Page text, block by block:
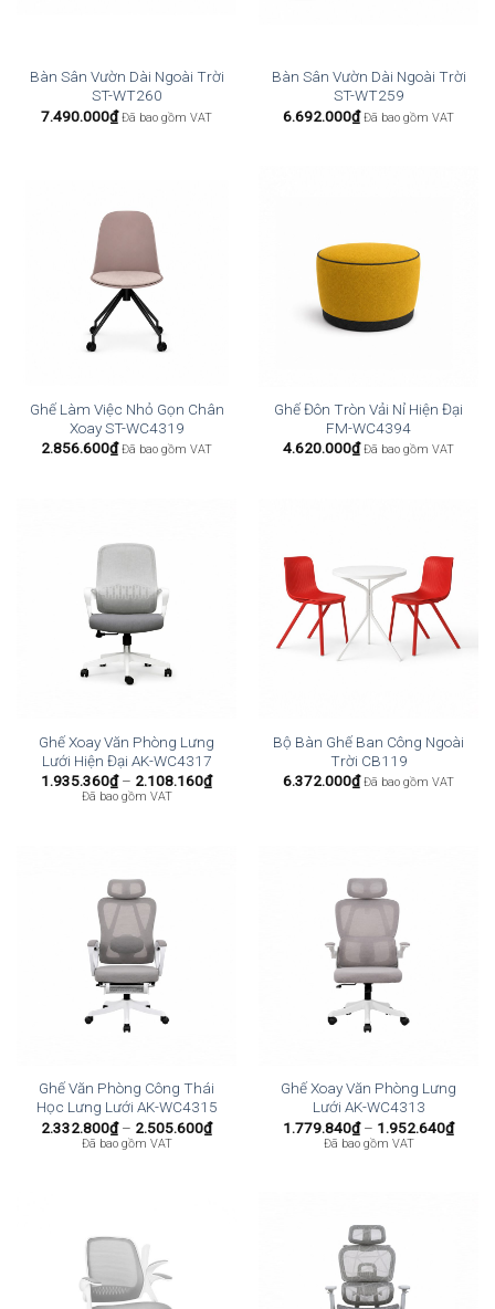
Bàn Sân Vườn Dài Ngoài Trời
ST-WT260
7.490.000₫ Đã bao gồm VAT
Bàn Sân Vườn Dài Ngoài Trời
ST-WT259
6.692.000₫ Đã bao gồm VAT
Ghế Làm Việc Nhỏ Gọn Chân
Xoay ST-WC4319
2.856.600₫ Đã bao gồm VAT
Ghế Đôn Tròn Vải Nỉ Hiện Đại
FM-WC4394
4.620.000₫ Đã bao gồm VAT
Ghế Xoay Văn Phòng Lưng
Lưới Hiện Đại AK-WC4317
1.935.360₫ – 2.108.160₫Khoảng
giá:
Đã bao gồm VAT
Bộ Bàn Ghế Ban Công Ngoài
Trời CB119
6.372.000₫ Đã bao gồm VAT
Ghế Văn Phòng Công Thái
Học Lưng Lưới AK-WC4315
2.332.800₫ – 2.505.600₫Khoảng
giá:
Đã bao gồm VAT
Ghế Xoay Văn Phòng Lưng
Lưới AK-WC4313
1.779.840₫ – 1.952.640₫
giá:
Đã bao gồm VAT